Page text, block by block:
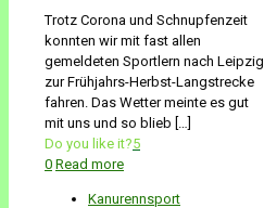
Trotz Corona und Schnupfenzeit
konnten wir mit fast allen
gemeldeten Sportlern nach Leipzig
zur Frühjahrs-Herbst-Langstrecke
fahren. Das Wetter meinte es gut
mit uns und so blieb
Do you like it?5
0 Read more
Kanurennsport